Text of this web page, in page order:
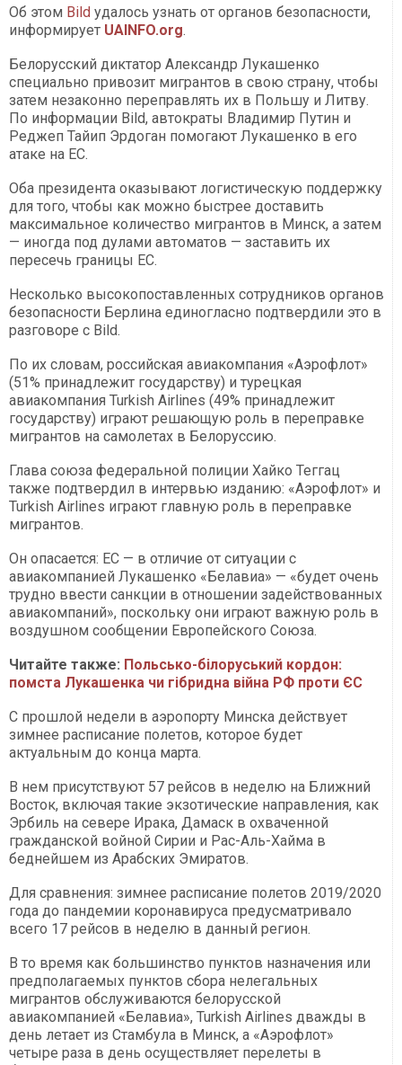
Об этом Bild удалось узнать от органов безопасности,
информирует UAINFO.org.
Белорусский диктатор Александр Лукашенко
специально привозит мигрантов в свою страну, чтобы
затем незаконно переправлять их в Польшу и Литву.
По информации Bild, автократы Владимир Путин и
Реджеп Тайип Эрдоган помогают Лукашенко в его
атаке на ЕС.
Оба президента оказывают логистическую поддержку
для того, чтобы как можно быстрее доставить
максимальное количество мигрантов в Минск, а затем
— иногда под дулами автоматов — заставить их
пересечь границы ЕС.
Несколько высокопоставленных сотрудников органов
безопасности Берлина единогласно подтвердили это в
разговоре с Bild.
По их словам, российская авиакомпания «Аэрофлот»
(51% принадлежит государству) и турецкая
авиакомпания Turkish Airlines (49% принадлежит
государству) играют решающую роль в переправке
мигрантов на самолетах в Белоруссию.
Глава союза федеральной полиции Хайко Теггац
также подтвердил в интервью изданию: «Аэрофлот» и
Turkish Airlines играют главную роль в переправке
мигрантов.
Он опасается: ЕС — в отличие от ситуации с
авиакомпанией Лукашенко «Белавиа» — «будет очень
трудно ввести санкции в отношении задействованных
авиакомпаний», поскольку они играют важную роль в
воздушном сообщении Европейского Союза.
Читайте также: Польсько-білоруський кордон:
помста Лукашенка чи гібридна війна РФ проти ЄС
С прошлой недели в аэропорту Минска действует
зимнее расписание полетов, которое будет
актуальным до конца марта.
В нем присутствуют 57 рейсов в неделю на Ближний
Восток, включая такие экзотические направления, как
Эрбиль на севере Ирака, Дамаск в охваченной
гражданской войной Сирии и Рас-Аль-Хайма в
беднейшем из Арабских Эмиратов.
Для сравнения: зимнее расписание полетов 2019/2020
года до пандемии коронавируса предусматривало
всего 17 рейсов в неделю в данный регион.
В то время как большинство пунктов назначения или
предполагаемых пунктов сбора нелегальных
мигрантов обслуживаются белорусской
авиакомпанией «Белавиа», Turkish Airlines дважды в
день летает из Стамбула в Минск, а «Аэрофлот»
четыре раза в день осуществляет перелеты в